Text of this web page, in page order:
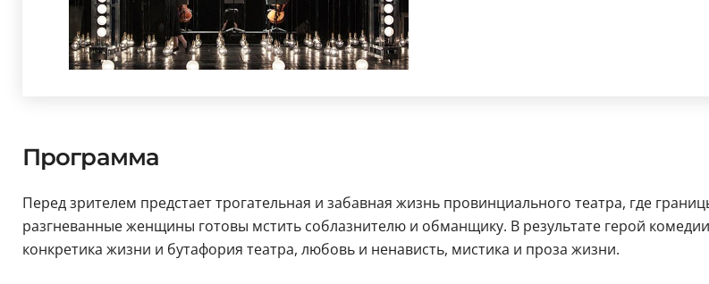
Программа
Перед зрителем предстает трогательная и забавная жизнь провинциального театра, где
разгневанные женщины готовы мстить соблазнителю и обманщику. В результате герой
конкретика жизни и бутафория театра, любовь и ненависть, мистика и проза жизни.